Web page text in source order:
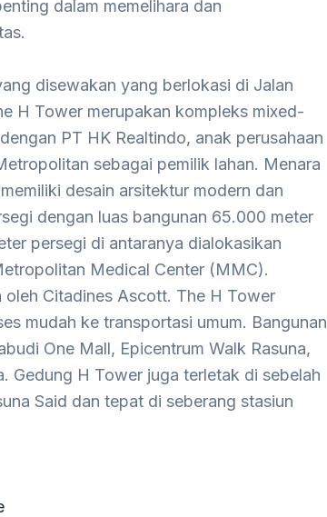
dalam memelihara dan
disewakan yang berlokasi di Jalan
H Tower merupakan kompleks mixed-
PT HK Realtindo, anak perusahaan
sebagai pemilik lahan. Menara
desain arsitektur modern dan
dengan luas bangunan 65.000 meter
persegi di antaranya dialokasikan
Medical Center (MMC).
Citadines Ascott. The H Tower
mudah ke transportasi umum. Bangunan
One Mall, Epicentrum Walk Rasuna,
Gedung H Tower juga terletak di sebelah
Said dan tepat di seberang stasiun